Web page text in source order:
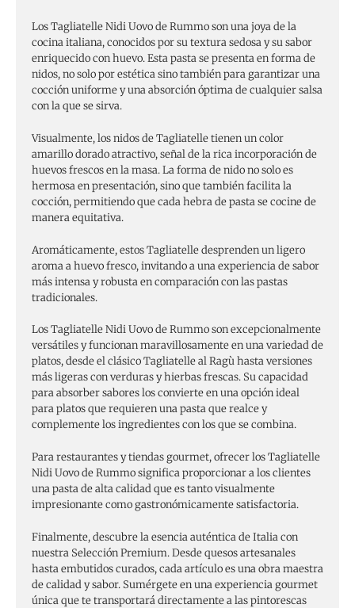
Los Tagliatelle Nidi Uovo de Rummo son una joya de la
cocina italiana, conocidos por su textura sedosa y su sabor
enriquecido con huevo. Esta pasta se presenta en forma de
nidos, no solo por estética sino también para garantizar una
cocción uniforme y una absorción óptima de cualquier salsa
con la que se sirva.
Visualmente, los nidos de Tagliatelle tienen un color
amarillo dorado atractivo, señal de la rica incorporación de
huevos frescos en la masa. La forma de nido no solo es
hermosa en presentación, sino que también facilita la
cocción, permitiendo que cada hebra de pasta se cocine de
manera equitativa.
Aromáticamente, estos Tagliatelle desprenden un ligero
aroma a huevo fresco, invitando a una experiencia de sabor
más intensa y robusta en comparación con las pastas
tradicionales.
Los Tagliatelle Nidi Uovo de Rummo son excepcionalmente
versátiles y funcionan maravillosamente en una variedad de
platos, desde el clásico Tagliatelle al Ragù hasta versiones
más ligeras con verduras y hierbas frescas. Su capacidad
para absorber sabores los convierte en una opción ideal
para platos que requieren una pasta que realce y
complemente los ingredientes con los que se combina.
Para restaurantes y tiendas gourmet, ofrecer los Tagliatelle
Nidi Uovo de Rummo significa proporcionar a los clientes
una pasta de alta calidad que es tanto visualmente
impresionante como gastronómicamente satisfactoria.
Finalmente, descubre la esencia auténtica de Italia con
nuestra Selección Premium. Desde quesos artesanales
hasta embutidos curados, cada artículo es una obra maestra
de calidad y sabor. Sumérgete en una experiencia gourmet
única que te transportará directamente a las pintorescas